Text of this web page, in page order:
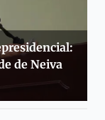
de Neiva